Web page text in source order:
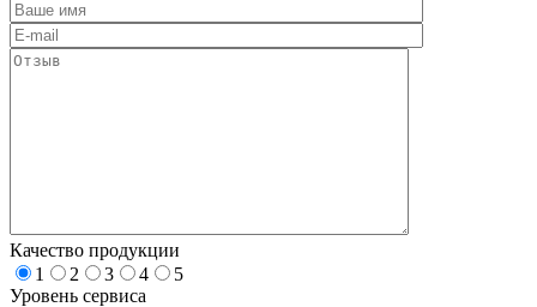
Качество продукции
1
2 3 4
5
Уровень сервиса